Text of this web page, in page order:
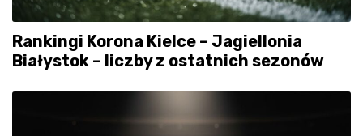
Rankingi Korona Kielce – Jagiellonia
Białystok – liczby z ostatnich sezonów